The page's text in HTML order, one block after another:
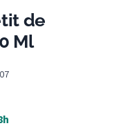
de
Ml